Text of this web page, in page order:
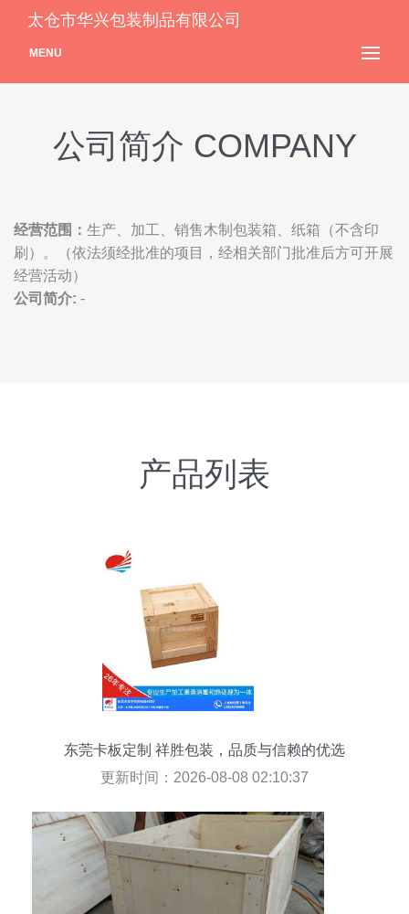
太仓市华兴包装制品有限公司
MENU
公司简介 COMPANY
经营范围： 生产、加工、销售木制包装箱、纸箱（不含印
刷）。（依法须经批准的项目，经相关部门批准后方可开展
经营活动）
公司简介: -
产品列表
东莞卡板定制 祥胜包装，品质与信赖的优选
更新时间：2026-08-08 02:10:37